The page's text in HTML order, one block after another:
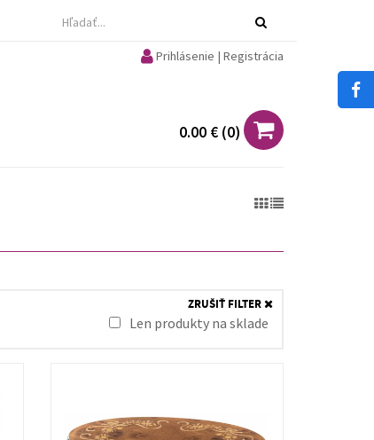
Prihlásenie | Registrácia
0.00 € (0)
Len produkty na sklade
ZRUŠIŤ FILTER